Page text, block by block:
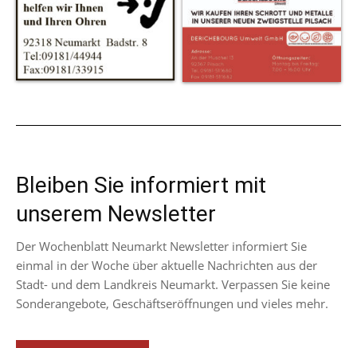
Bleiben Sie informiert mit
unserem Newsletter
Der Wochenblatt Neumarkt Newsletter informiert Sie
einmal in der Woche über aktuelle Nachrichten aus der
Stadt- und dem Landkreis Neumarkt. Verpassen Sie keine
Sonderangebote, Geschäftseröffnungen und vieles mehr.